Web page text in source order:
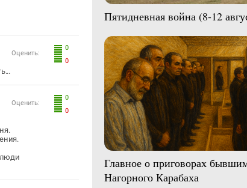
0
0
Оценить:
0
0
Оценить:
люди
Пятидневная война (8-12
Главное о приговорах
Нагорного Карабаха